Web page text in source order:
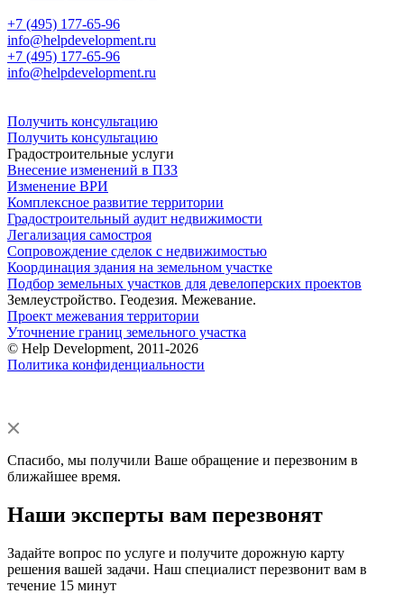
+7 (495) 177-65-96
info@helpdevelopment.ru
+7 (495) 177-65-96
info@helpdevelopment.ru
Получить консультацию
Получить консультацию
Градостроительные услуги
Внесение изменений в ПЗЗ
Изменение ВРИ
Комплексное развитие территории
Градостроительный аудит недвижимости
Легализация самостроя
Сопровождение сделок с недвижимостью
Координация здания на земельном участке
Подбор земельных участков для девелоперских проектов
Землеустройство. Геодезия. Межевание.
Проект межевания территории
Уточнение границ земельного участка
© Help Development, 2011-2026
Политика конфиденциальности
Спасибо, мы получили Ваше обращение и перезвоним в
ближайшее время.
Наши эксперты вам перезвонят
Задайте вопрос по услуге и получите дорожную карту
решения вашей задачи. Наш специалист перезвонит вам в
течение 15 минут